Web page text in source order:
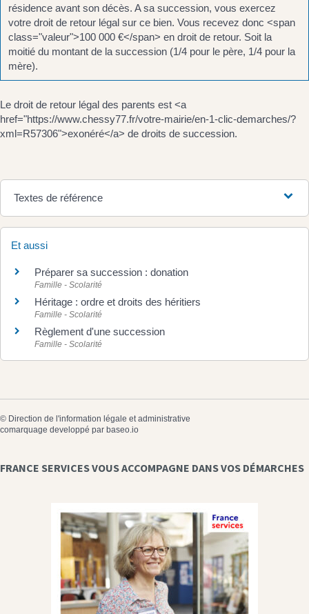
résidence avant son décès. A sa succession, vous exercez
votre droit de retour légal sur ce bien. Vous recevez donc <span
class="valeur">100 000 €</span> en droit de retour. Soit la
moitié du montant de la succession (1/4 pour le père, 1/4 pour la
mère).
Le droit de retour légal des parents est <a
href="https://www.chessy77.fr/votre-mairie/en-1-clic-demarches/?
xml=R57306">exonéré</a> de droits de succession.
Textes de référence
Et aussi
Préparer sa succession : donation
Famille - Scolarité
Héritage : ordre et droits des héritiers
Famille - Scolarité
Règlement d'une succession
Famille - Scolarité
© Direction de l'information légale et administrative
comarquage developpé par baseo.io
FRANCE SERVICES VOUS ACCOMPAGNE DANS VOS DÉMARCHES